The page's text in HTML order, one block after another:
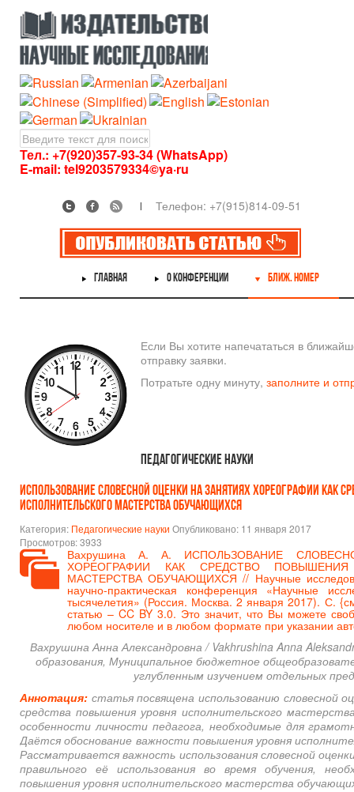
Тел.: +7(920)357-93-34 (WhatsApp)
E-mail: tel9203579334©ya·ru
Телефон: +7(915)814-09-51
ГЛАВНАЯ О КОНФЕРЕНЦИИ БЛИЖ. НОМЕР
Если Вы хотите напечататься в
отправку заявки.
Потратьте одну минуту, заполните и
Педагогические науки
ИСПОЛЬЗОВАНИЕ СЛОВЕСНОЙ ОЦЕНКИ НА ЗАНЯТИЯХ ХОРЕОГРАФИИ КАК
ИСПОЛНИТЕЛЬСКОГО МАСТЕРСТВА ОБУЧАЮЩИХСЯ
Категория: Педагогические науки Опубликовано: 11 января 2017
Просмотров: 3933
Вахрушина А. А. ИСПОЛЬЗОВАНИЕ
ХОРЕОГРАФИИ КАК СРЕДСТВО
МАСТЕРСТВА ОБУЧАЮЩИХСЯ // Научные
научно-практическая конференция «Научные
тысячелетия» (Россия. Москва. 2 января 2017). С. {
статью – CC BY 3.0. Это значит, что Вы можете
любом носителе и в любом формате при указании
Вахрушина Анна Александровна / Vakhrushina Anna
образования, Муниципальное бюджетное
углубленным изучением отдельных
Аннотация: статья посвящена использованию словесной
средства повышения уровня исполнительского
особенности личности педагога, необходимые для
Даётся обоснование важности повышения уровня
Рассматривается важность использования словесной
правильного её использования во время обучения,
повышения уровня исполнительского мастерства